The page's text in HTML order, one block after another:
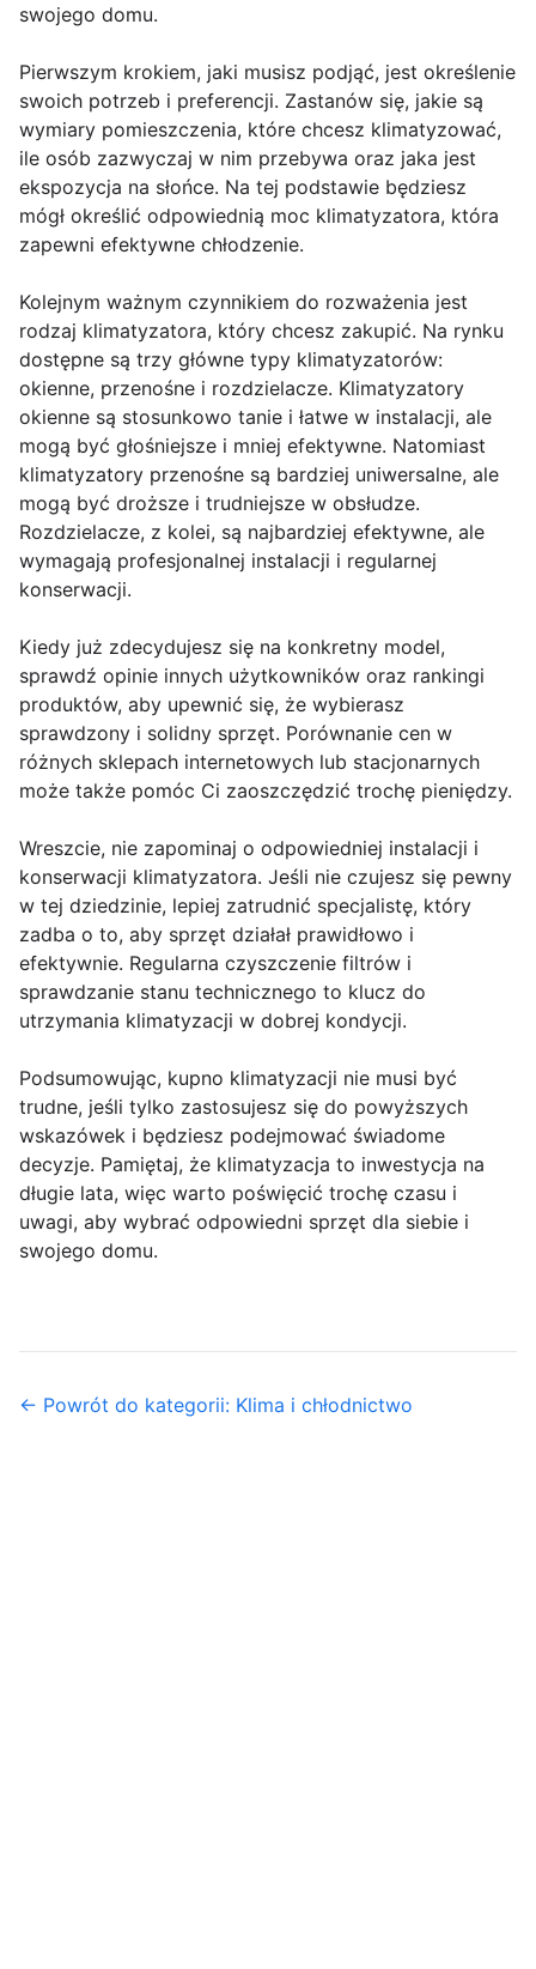
swojego domu.
Pierwszym krokiem, jaki musisz podjąć, jest określenie
swoich potrzeb i preferencji. Zastanów się, jakie są
wymiary pomieszczenia, które chcesz klimatyzować,
ile osób zazwyczaj w nim przebywa oraz jaka jest
ekspozycja na słońce. Na tej podstawie będziesz
mógł określić odpowiednią moc klimatyzatora, która
zapewni efektywne chłodzenie.
Kolejnym ważnym czynnikiem do rozważenia jest
rodzaj klimatyzatora, który chcesz zakupić. Na rynku
dostępne są trzy główne typy klimatyzatorów:
okienne, przenośne i rozdzielacze. Klimatyzatory
okienne są stosunkowo tanie i łatwe w instalacji, ale
mogą być głośniejsze i mniej efektywne. Natomiast
klimatyzatory przenośne są bardziej uniwersalne, ale
mogą być droższe i trudniejsze w obsłudze.
Rozdzielacze, z kolei, są najbardziej efektywne, ale
wymagają profesjonalnej instalacji i regularnej
konserwacji.
Kiedy już zdecydujesz się na konkretny model,
sprawdź opinie innych użytkowników oraz rankingi
produktów, aby upewnić się, że wybierasz
sprawdzony i solidny sprzęt. Porównanie cen w
różnych sklepach internetowych lub stacjonarnych
może także pomóc Ci zaoszczędzić trochę pieniędzy.
Wreszcie, nie zapominaj o odpowiedniej instalacji i
konserwacji klimatyzatora. Jeśli nie czujesz się pewny
w tej dziedzinie, lepiej zatrudnić specjalistę, który
zadba o to, aby sprzęt działał prawidłowo i
efektywnie. Regularna czyszczenie filtrów i
sprawdzanie stanu technicznego to klucz do
utrzymania klimatyzacji w dobrej kondycji.
Podsumowując, kupno klimatyzacji nie musi być
trudne, jeśli tylko zastosujesz się do powyższych
wskazówek i będziesz podejmować świadome
decyzje. Pamiętaj, że klimatyzacja to inwestycja na
długie lata, więc warto poświęcić trochę czasu i
uwagi, aby wybrać odpowiedni sprzęt dla siebie i
swojego domu.
← Powrót do kategorii: Klima i chłodnictwo